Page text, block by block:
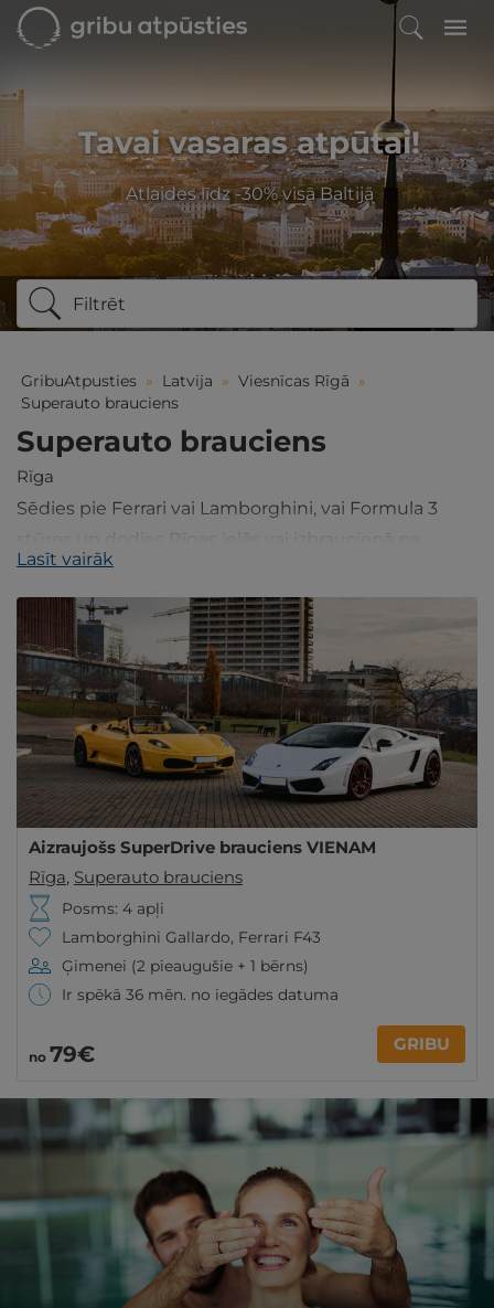
Tavai vasaras atpūtai!
Atlaides līdz -30% visā Baltijā
Filtrēt
GribuAtpusties » Latvija » Viesnīcas Rīgā »
Superauto brauciens
Superauto brauciens
Rīga
Sēdies pie Ferrari vai Lamborghini, vai Formula 3
stūres un dodies Rīgas ielās vai izbraucienā pa
Biķernieku trasi! Piedzīvojums īstam sporta mašīnu
fanam!
Lasīt vairāk
Aizraujošs SuperDrive brauciens VIENAM
Rīga, Superauto brauciens
Posms: 4 apļi
Lamborghini Gallardo, Ferrari F43
Ģimenei (2 pieaugušie + 1 bērns)
Ir spēkā 36 mēn. no iegādes datuma
no 79€ GRIBU